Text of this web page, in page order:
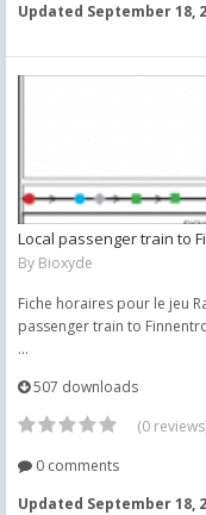
Updated September 18,
Local passenger train to
By Bioxyde
Fiche horaires pour le jeu
passenger train to
...
507 downloads
(0
0 comments
Updated September 18,